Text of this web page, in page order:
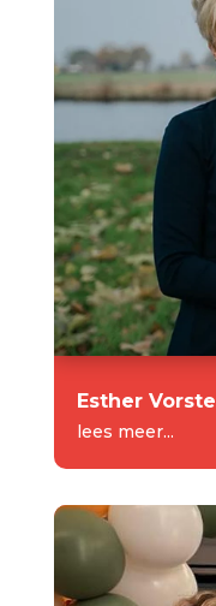
Esther
lees meer...